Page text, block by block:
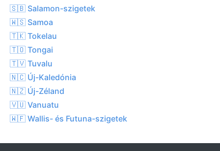
🇸🇧 Salamon-szigetek
🇼🇸 Samoa
🇹🇰 Tokelau
🇹🇴 Tongai
🇹🇻 Tuvalu
🇳🇨 Új-Kaledónia
🇳🇿 Új-Zéland
🇻🇺 Vanuatu
🇼🇫 Wallis- és Futuna-szigetek